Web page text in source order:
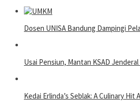
Dosen UNISA Bandung Dampingi
Usai Pensiun, Mantan KSAD
Kedai Erlinda’s Seblak: A Culinary Hit